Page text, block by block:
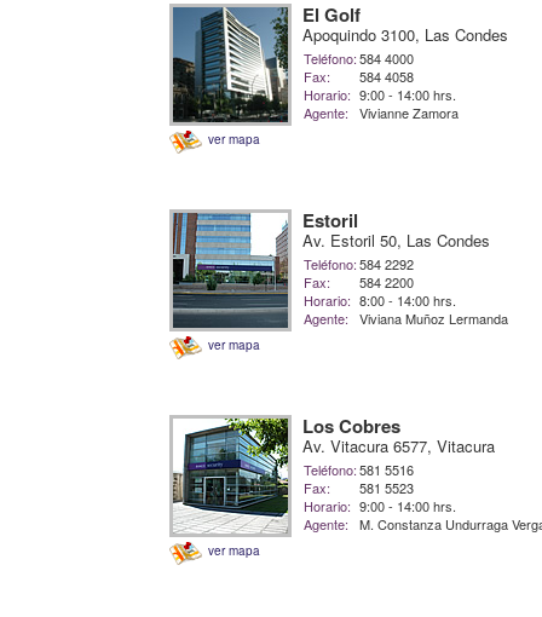
ver mapa
El Golf
Apoquindo 3100, Las Condes
Teléfono:584 4000
Fax:
584 4058
Horario: 9:00 - 14:00 hrs.
Agente:
Vivianne Zamora
ver mapa
Estoril
Av. Estoril 50, Las Condes
Teléfono:584 2292
Fax:
584 2200
Horario: 8:00 - 14:00 hrs.
Agente:
Viviana Muñoz Lermanda
ver mapa
Los Cobres
Av. Vitacura 6577, Vitacura
Teléfono:581 5516
Fax:
581 5523
Horario: 9:00 - 14:00 hrs.
Agente:
M. Constanza Undurraga